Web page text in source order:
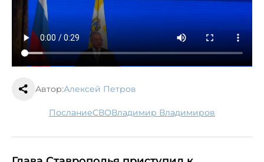
Автор:Алексей Петров
послание СВО Владимир Владимиров